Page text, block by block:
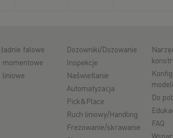
falowe
momentowe
liniowe
Dozowniki/Dozowanie
Inspekcje
Naświetlanie
Automatyzacja
Pick&Place
Ruch liniowy/Handling
Frezowanie/skrawanie
Do
FAQ